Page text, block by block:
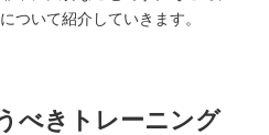
ついて紹介していきます。
べきトレーニング